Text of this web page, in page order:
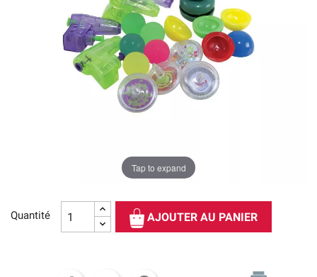
Tap to expand
Quantité AJOUTER AU PANIER